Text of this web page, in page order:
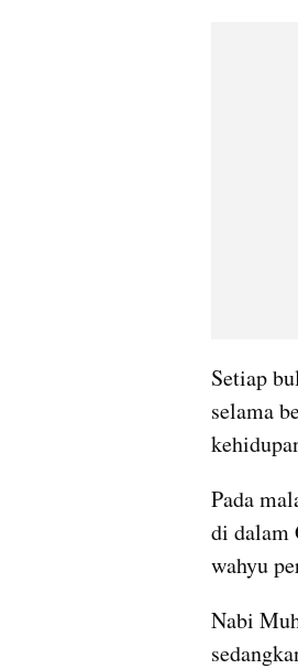
Setiap
selama
Pada
di dalam
wahyu
Nabi